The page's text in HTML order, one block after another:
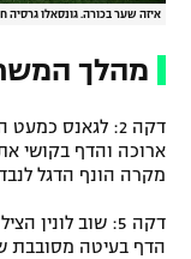
איזה שער בכורה. גונסאלו גרסיה
מהלך
ארוכה והדף בקושי
מקרה הונף הדגל
דקה 5: שוב
הדף בעיטה מסובבת